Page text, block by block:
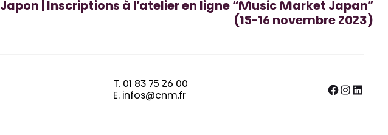
Japon | Inscriptions à l’atelier en ligne “Music Market Japan”
(15-16 novembre 2023)
T. 01 83 75 26 00
E. infos@cnm.fr
Facebook InstagramLinkedIn